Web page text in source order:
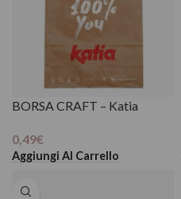
BORSA CRAFT – Katia
0,49€
Aggiungi Al Carrello